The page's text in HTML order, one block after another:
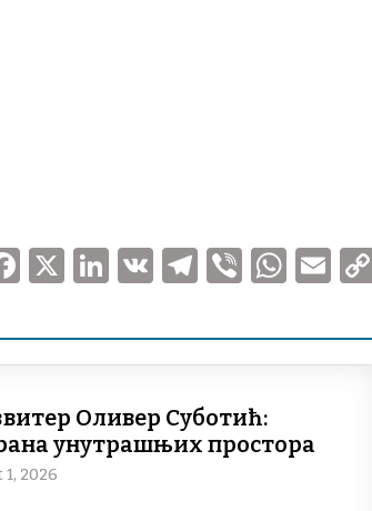
F
a
c
e
b
o
o
X
Li
n
k
e
dI
n
V
K
T
el
e
gr
a
m
V
ib
er
W
h
at
s
p
E
m
ai
l
Оливер Суботић:
унутрашњих простора
2026